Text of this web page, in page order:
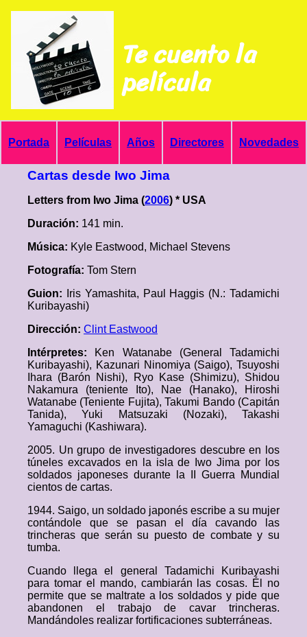
Te cuento la
película
Portada Películas Años Directores Novedades
Cartas desde Iwo Jima
Letters from Iwo Jima (2006) * USA
Duración: 141 min.
Música: Kyle Eastwood, Michael Stevens
Fotografía: Tom Stern
Guion:
Iris Yamashita, Paul Haggis (N.: Tadamichi
Kuribayashi)
Dirección: Clint Eastwood
Intérpretes:
Ken Watanabe (General Tadamichi
Kuribayashi), Kazunari Ninomiya (Saigo), Tsuyoshi
Ihara (Barón Nishi), Ryo Kase (Shimizu), Shidou
Nakamura (teniente Ito), Nae (Hanako), Hiroshi
Watanabe (Teniente Fujita), Takumi Bando (Capitán
Tanida), Yuki Matsuzaki (Nozaki), Takashi
Yamaguchi (Kashiwara).
2005. Un grupo de investigadores descubre en los
túneles excavados en la isla de Iwo Jima por los
soldados japoneses durante la II Guerra Mundial
cientos de cartas.
1944. Saigo, un soldado japonés escribe a su mujer
contándole que se pasan el día cavando las
trincheras que serán su puesto de combate y su
tumba.
Cuando llega el general Tadamichi Kuribayashi
para tomar el mando, cambiarán las cosas. Él no
permite que se maltrate a los soldados y pide que
abandonen el trabajo de cavar trincheras.
Mandándoles realizar fortificaciones subterráneas.